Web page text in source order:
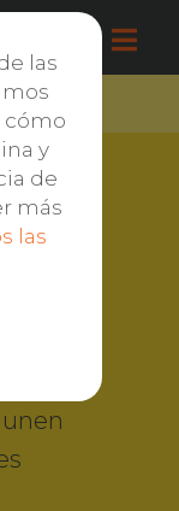
y
las
cómo
y
de
más
las